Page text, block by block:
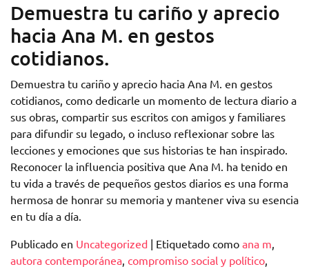
Demuestra tu cariño y aprecio
hacia Ana M. en gestos
cotidianos.
Demuestra tu cariño y aprecio hacia Ana M. en gestos
cotidianos, como dedicarle un momento de lectura diario a
sus obras, compartir sus escritos con amigos y familiares
para difundir su legado, o incluso reflexionar sobre las
lecciones y emociones que sus historias te han inspirado.
Reconocer la influencia positiva que Ana M. ha tenido en
tu vida a través de pequeños gestos diarios es una forma
hermosa de honrar su memoria y mantener viva su esencia
en tu día a día.
Publicado en Uncategorized | Etiquetado como ana m,
autora contemporánea, compromiso social y político,